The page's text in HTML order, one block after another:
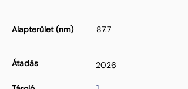
Alapterület (nm) 87.7
Átadás 2026